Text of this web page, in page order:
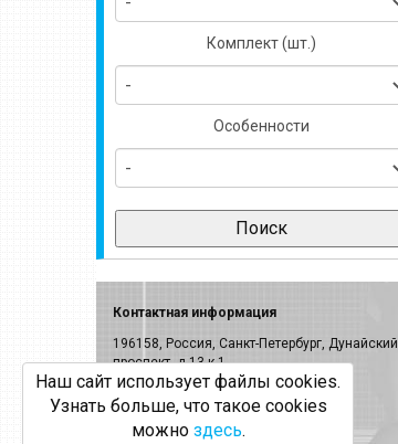
Комплект (шт.)
Особенности
Контактная информация
196158, Россия, Санкт-Петербург, Дунайский
проспект, д.13 к.1
E-mail:info@volkel.ru
Санкт-Петербург:
Москва: +7(499)703-23-53
Наш сайт использует файлы cookies.
Узнать больше, что такое cookies
можно здесь.